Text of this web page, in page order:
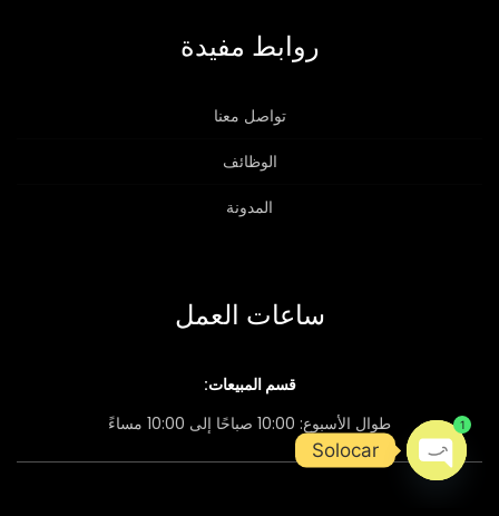
روابط مفيدة
تواصل معنا
الوظائف
المدونة
ساعات العمل
قسم المبيعات:
طوال الأسبوع: 10:00 صباحًا إلى 10:00 مساءً
Solocar
1